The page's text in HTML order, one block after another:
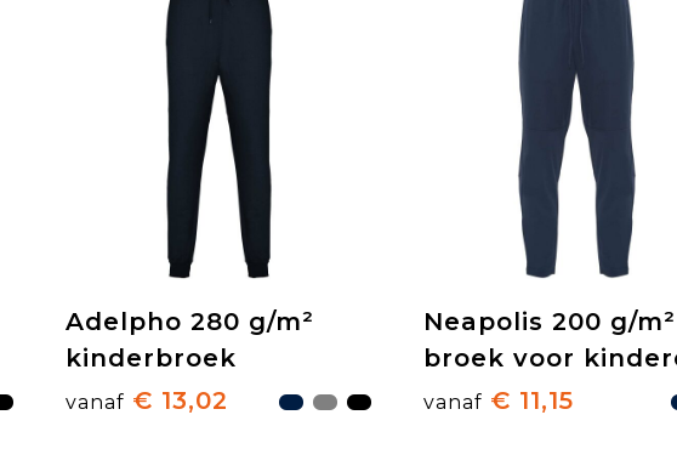
Adelpho 280 g/m²
kinderbroek
vanaf € 13,02
Neapolis 200 g/m²
broek voor
vanaf € 11,15